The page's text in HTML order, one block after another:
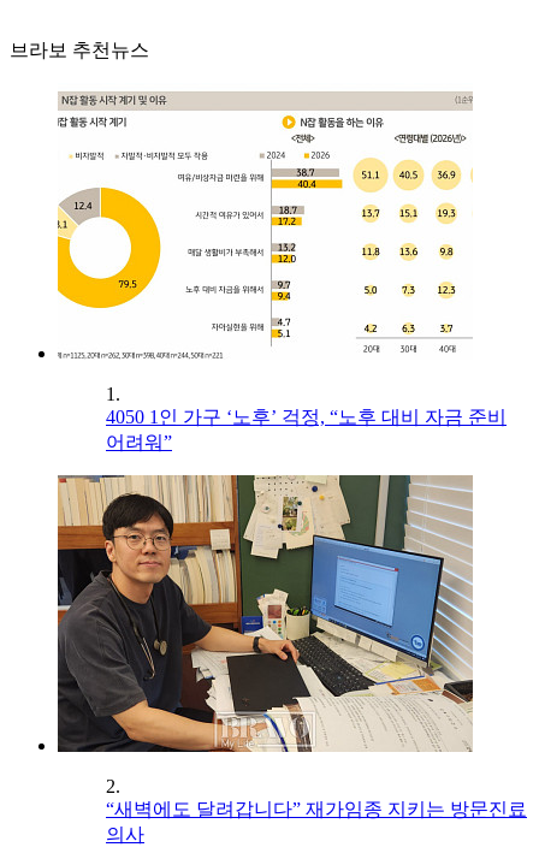
브라보 추천뉴스
1.
4050 1인 가구 ‘노후’ 걱정, “노후 대비 자금 준비
어려워”
2.
“새벽에도 달려갑니다” 재가임종 지키는 방문진료
의사